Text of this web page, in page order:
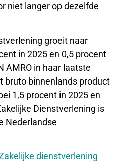
niet langer op dezelfde
groeit naar
in 2025 en 0,5 procent
AMRO in haar laatste
bruto binnenlands product
1,5 procent in 2025 en
Dienstverlening is
Nederlandse
dienstverlening